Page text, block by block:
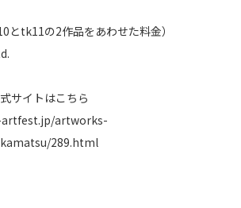
tk11の2作品をあわせた料金）
サイトはこちら
artworks-
289.html